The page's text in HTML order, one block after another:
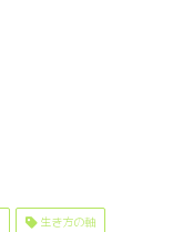
生き方の軸